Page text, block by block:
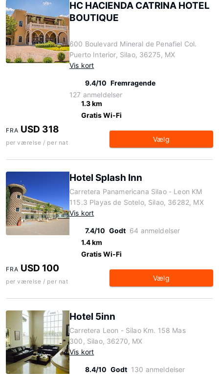
HC HACIENDA CATRINA HOTEL
BOUTIQUE
600 Boulevard Mineral de Penafiel Col.
Puerto Interior, Silao, 36275, MX
Vis kort
9.4/10 Fremragende
127 anmeldelser
1.3 km
Gratis Wi-Fi
FRA USD 318
per værelse / per nat Vælg
Hotel Splash Inn
Carretera Panamericana Silao - Leon KM
115.3 Playas de Sotelo, Silao, 36282, MX
Vis kort
7.4/10 Godt 64 anmeldelser
1.4 km
Gratis Wi-Fi
FRA USD 100
per værelse / per nat Vælg
Hotel 5inn
Carretera Leon - Silao Km. 158 Mas
300, Silao, 36270, MX
Vis kort
8.4/10 Godt 130 anmeldelser